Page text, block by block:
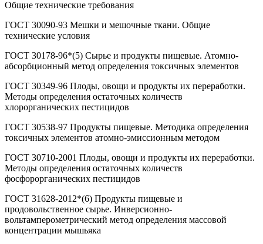
Общие технические требования
ГОСТ 30090-93 Мешки и мешочные ткани. Общие
технические условия
ГОСТ 30178-96*(5) Сырье и продукты пищевые. Атомно-
абсорбционный метод определения токсичных элементов
ГОСТ 30349-96 Плоды, овощи и продукты их переработки.
Методы определения остаточных количеств
хлорорганических пестицидов
ГОСТ 30538-97 Продукты пищевые. Методика определения
токсичных элементов атомно-эмиссионным методом
ГОСТ 30710-2001 Плоды, овощи и продукты их переработки.
Методы определения остаточных количеств
фосфорорганических пестицидов
ГОСТ 31628-2012*(6) Продукты пищевые и
продовольственное сырье. Инверсионно-
вольтамперометрический метод определения массовой
концентрации мышьяка